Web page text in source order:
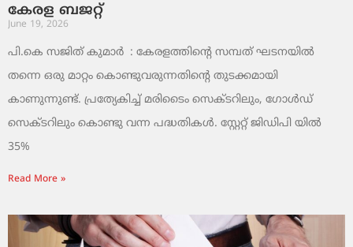
കേരള ബജറ്റ്
June 19, 2026
പി.കെ സജിത് കുമാര്‍ : കേരളത്തിന്റെ സമ്പത് ഘടനയിൽ
തന്നെ ഒരു മാറ്റം കൊണ്ടുവരുന്നതിന്റെ തുടക്കമായി
കാണുന്നുണ്ട്. പ്രത്യേകിച്ച് മരിടൈം സെക്ടറിലും, ഗോൾഡ്
സെക്ടറിലും കൊണ്ടു വന്ന പദ്ധതികൾ. സ്റ്റേറ്റ് ജിഡിപി യിൽ
35%
Read More »